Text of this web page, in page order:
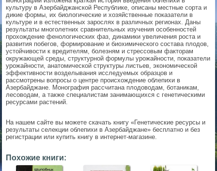
культуру в Азербайджанской Республике, описаны местные сорта и
дикие формы, их биологические и хозяйственные показатели в
культуре и в естественных зарослях в различных регионах. Даны
результаты многолетних сравнительных изучения особенностей
прохождение фенологических фаз, динамики увеличения роста и
развития побегов, формирование и биохимического состава плодов,
устойчивости к вредителям, болезням и стрессовым факторам
окружающей среды, структурной формулы урожайности, показатели
урожайности, анатомической структуры листьев, экономической
эффективности возделывания исследуемых образцов и
рассмотрены вопросы о центре происхождение облепихи в
Азербайджане. Монография рассчитана плодоводам, ботаникам,
лесоводам, а также специалистам занимающихся с генетическими
ресурсами растений.
На нашем сайте вы можете скачать книгу «Генетические ресурсы и
результаты селекции облепихи в Азербайджане» бесплатно и без
регистрации или купить книгу в интернет-магазине.
Похожие книги:
▼
▼
▼